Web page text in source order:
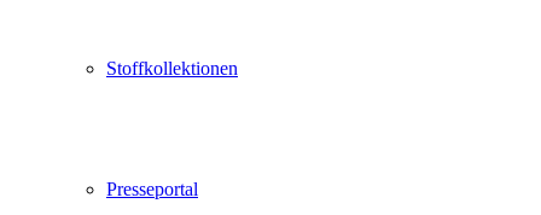
Stoffkollektionen
Presseportal